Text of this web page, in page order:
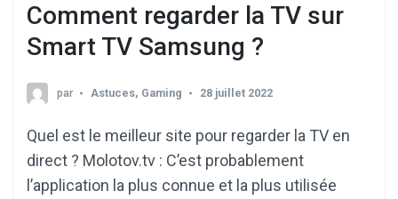
Comment regarder la TV sur
Smart TV Samsung ?
par Astuces, Gaming 28 juillet 2022
Quel est le meilleur site pour regarder la TV en
direct ? Molotov.tv : C’est probablement
l’application la plus connue et la plus utilisée